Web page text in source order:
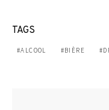
TAGS
ALCOOL BIÈRE